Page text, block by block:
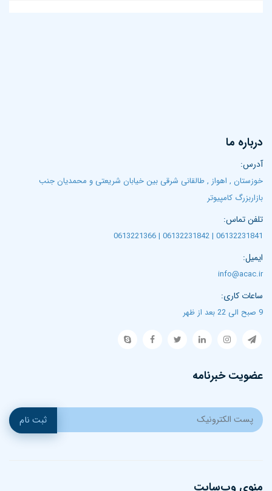
درباره ما
آدرس:
خوزستان , اهواز , طالقانی شرقی بین خیابان شریعتی و محمدیان جنب
بازاربزرگ کامپیوتر
تلفن تماس:
06132231841 | 06132231842 | 0613221366
ایمیل:
info@acac.ir
ساعات کاری:
9 صبح الی 22 بعد از ظهر
عضویت خبرنامه
ثبت نام
منوی وب‌سایت